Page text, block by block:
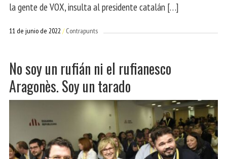
la gente de VOX, insulta al presidente catalán […]
11 de junio de 2022 Contrapunts
No soy un rufián ni el rufianesco
Aragonès. Soy un tarado